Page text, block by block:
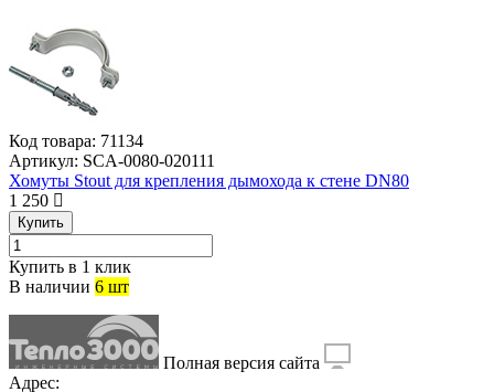
Код товара: 71134
Артикул: SCA-0080-020111
Хомуты Stout для крепления дымохода к стене DN80
1 250
Купить
Купить в 1 клик
В наличии 6 шт
Полная версия сайта
Адрес: